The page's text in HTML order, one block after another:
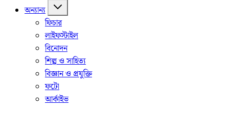
অন্যান্য
ফিচার
লাইফস্টাইল
বিনোদন
শিল্প ও সাহিত্য
বিজ্ঞান ও প্রযুক্তি
ফটো
আর্কাইভ